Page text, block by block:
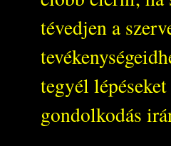
tévedjen a
tegyél
gondolkodás